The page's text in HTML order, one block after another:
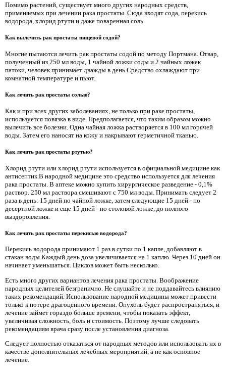
Помимо растений, существует много других народных средств,
применяемых при лечении рака простаты. Сюда входят сода, перекись
водорода, хлорид ртути и даже поваренная соль.
Как вылечить рак простаты пищевой содой?
Многие пытаются лечить рак простаты содой по методу Портмана. Отвар,
полученный из 250 мл воды, 1 чайной ложки соды и 2 чайных ложек
патоки, человек принимает дважды в день.Средство охлаждают при
комнатной температуре и пьют.
Как лечить рак простаты солью?
Как и при всех других заболеваниях, не только при раке простаты,
используется повязка в виде. Предполагается, что таким образом можно
вылечить все болезни. Одна чайная ложка растворяется в 100 мл горячей
воды. Затем его наносят на кожу и накрывают герметичной тканью.
Как лечить рак простаты ртутью?
Хлорид ртути или хлорид ртути используется в официальной медицине как
антисептик.В народной медицине это средство используется для лечения
рака простаты. В аптеке можно купить хирургическое разведение - 0,1%
раствор. 250 мл раствора смешивают с 750 мл воды. Принимать следует 2
раза в день: 15 дней по чайной ложке, затем следующие 15 дней - по
десертной ложке и еще 15 дней - по столовой ложке, до полного
выздоровления.
Как лечить рак простаты перекисью водорода?
Перекись водорода принимают 1 раз в сутки по 1 капле, добавляют в
стакан воды.Каждый день доза увеличивается на 1 каплю. Через 10 дней он
начинает уменьшаться. Циклов может быть несколько.
Есть много других вариантов лечения рака простаты. Воображение
народных целителей безгранично. Не слушайте и не поддавайтесь влиянию
таких рекомендаций. Использование народной медицины может привести
только к потере драгоценного времени. Опухоль будет распространяться, и
лечение займет гораздо больше времени, чтобы показать эффект,
увеличивая сложность, боль и стоимость. Поэтому лучше следовать
рекомендациям врача сразу после установления диагноза.
Следует полностью отказаться от народных методов или использовать их в
качестве дополнительных лечебных мероприятий, а не как основное
лечение.